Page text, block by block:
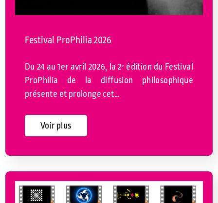
Festival ProPhilia 2026
Du 24 au 1er avril 2026, la 2ᵉ édition du Festival
ProPhilia de la diffusion philosophique
présente et prolonge cet…
Voir plus